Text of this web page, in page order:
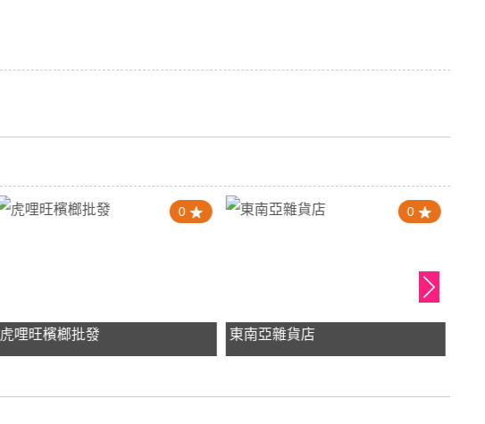
0
虎哩旺檳榔批發
0
東南亞雜貨店